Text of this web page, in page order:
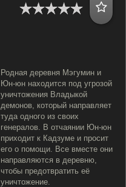
Родная деревня Мэгумин и
Юн-юн находится под угрозой
уничтожения Владыкой
демонов, который направляет
туда одного из своих
генералов. В отчаянии Юн-юн
приходит к Кадзуме и просит
его о помощи. Все вместе они
направляются в деревню,
чтобы предотвратить её
уничтожение.